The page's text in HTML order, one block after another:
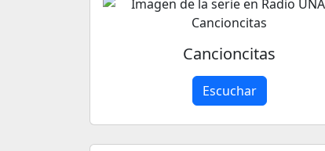
Cancioncitas
Escuchar